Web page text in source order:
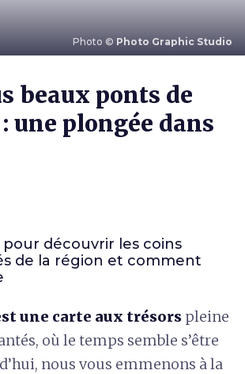
Photo © Photo Graphic Studio
beaux ponts de
une plongée dans
découvrir les coins
de la région et comment
une carte aux trésors pleine
où le temps semble s’être
nous vous emmenons à la